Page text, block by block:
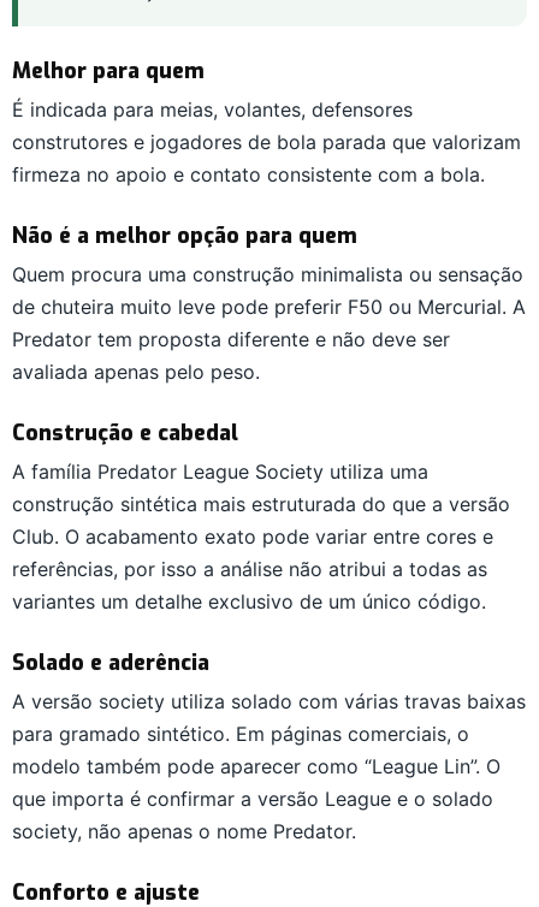
Melhor para quem
É indicada para meias, volantes, defensores
construtores e jogadores de bola parada que valorizam
firmeza no apoio e contato consistente com a bola.
Não é a melhor opção para quem
Quem procura uma construção minimalista ou sensação
de chuteira muito leve pode preferir F50 ou Mercurial. A
Predator tem proposta diferente e não deve ser
avaliada apenas pelo peso.
Construção e cabedal
A família Predator League Society utiliza uma
construção sintética mais estruturada do que a versão
Club. O acabamento exato pode variar entre cores e
referências, por isso a análise não atribui a todas as
variantes um detalhe exclusivo de um único código.
Solado e aderência
A versão society utiliza solado com várias travas baixas
para gramado sintético. Em páginas comerciais, o
modelo também pode aparecer como “League Lin”. O
que importa é confirmar a versão League e o solado
society, não apenas o nome Predator.
Conforto e ajuste